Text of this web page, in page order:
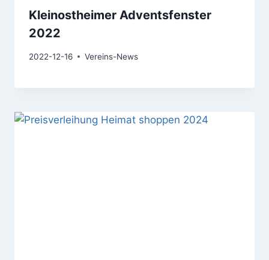
Kleinostheimer Adventsfenster
2022
2022-12-16 Vereins-News